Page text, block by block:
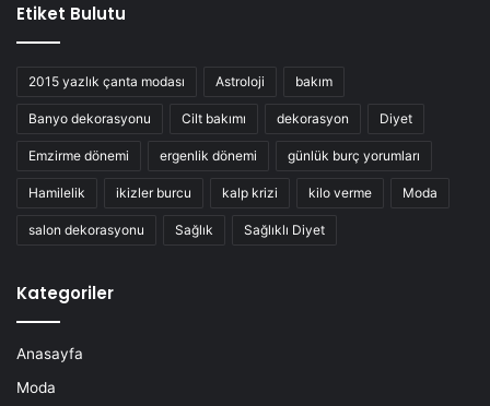
Etiket Bulutu
2015 yazlık çanta modası Astroloji bakım
Banyo dekorasyonu Cilt bakımı dekorasyon Diyet
Emzirme dönemi ergenlik dönemi günlük burç yorumları
Hamilelik ikizler burcu kalp krizi kilo verme Moda
salon dekorasyonu Sağlık Sağlıklı Diyet
Kategoriler
Anasayfa
Moda